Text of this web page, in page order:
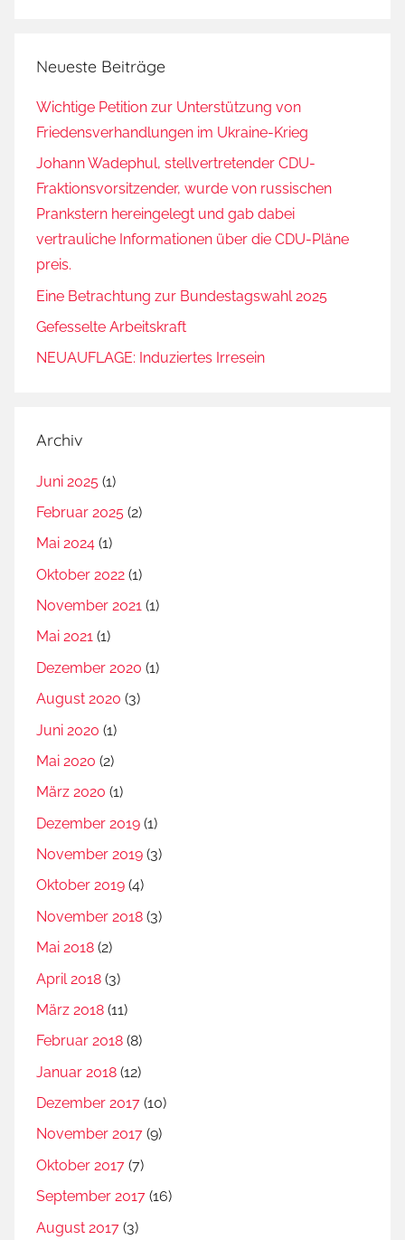
m
u
f
E
u
r
o
2
0
1
6
E
i
n
a
n
d
u
n
u
n
s
y
l
o
l
i
i
k
Neueste Beiträge
Wichtige Petition zur Unterstützung von
Friedensverhandlungen im Ukraine-Krieg
Johann Wadephul, stellvertretender CDU-
Fraktionsvorsitzender, wurde von russischen
Prankstern hereingelegt und gab dabei
vertrauliche Informationen über die CDU-Pläne
preis.
Eine Betrachtung zur Bundestagswahl 2025
Gefesselte Arbeitskraft
NEUAUFLAGE: Induziertes Irresein
Archiv
Juni 2025 (1)
Februar 2025 (2)
Mai 2024 (1)
Oktober 2022 (1)
November 2021 (1)
Mai 2021 (1)
Dezember 2020 (1)
August 2020 (3)
Juni 2020 (1)
Mai 2020 (2)
März 2020 (1)
Dezember 2019 (1)
November 2019 (3)
Oktober 2019 (4)
November 2018 (3)
Mai 2018 (2)
April 2018 (3)
März 2018 (11)
Februar 2018 (8)
Januar 2018 (12)
Dezember 2017 (10)
November 2017 (9)
Oktober 2017 (7)
September 2017 (16)
August 2017 (3)